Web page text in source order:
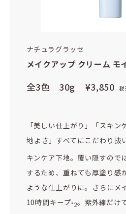
ナチュラグラッセ
メイクアップ クリーム モ
全3色 30g ¥3,850
「美しい仕上がり」「スキ
地よさ」すべてにこだわり抜
キンケア下地。覆い隠すので
するため、重ねても厚塗り感
ような仕上がりに。さらにメ
10時間キープ*2。紫外線だけ